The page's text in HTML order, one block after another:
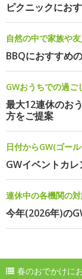
ピクニックにお
自然の中で家族や
BBQにおすすめ
GWおうちでの過ご
最大12連休のお
方をご提案
日付からGW(ゴー
GWイベントカ
連休中の各機関の
今年(2026年)の
春のおでかけに